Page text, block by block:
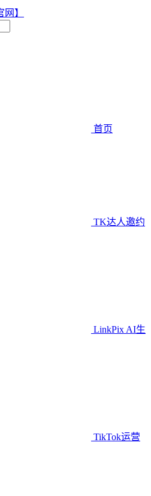
首页
TK达人邀约
LinkPix AI生
TikTok运营